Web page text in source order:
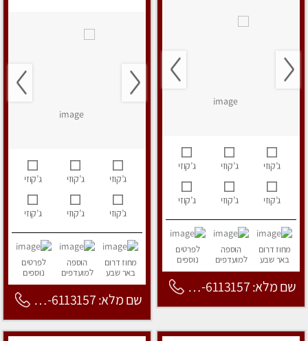
ג’קוזי ג’קוזי ג’קוזי
ג’קוזי ג’קוזי ג’קוזי
מחוז דרום
באר שבע
הוספה
למועדפים
לפרטים
נוספים
שם מלא: 053-6113157
ג’קוזי ג’קוזי ג’קוזי
ג’קוזי ג’קוזי ג’קוזי
מחוז דרום
באר שבע
הוספה
למועדפים
לפרטים
נוספים
שם מלא: 053-6113157